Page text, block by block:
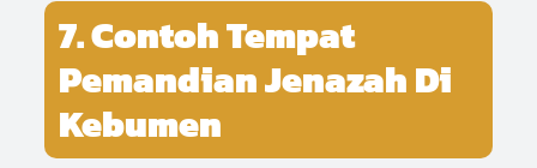
7. Contoh Tempat
Pemandian Jenazah Di
Kebumen